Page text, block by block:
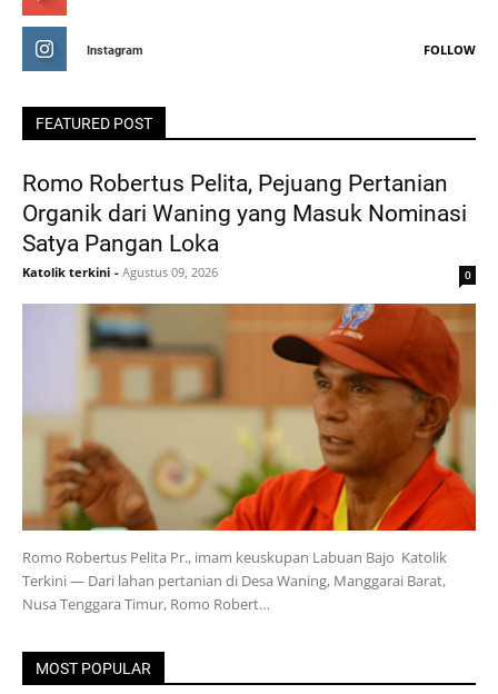
Instagram FOLLOW
FEATURED POST
Romo Robertus Pelita, Pejuang Pertanian
Organik dari Waning yang Masuk Nominasi
Satya Pangan Loka
Katolik terkini - Agustus 09, 2026 0
Romo Robertus Pelita Pr., imam keuskupan Labuan Bajo Katolik
Terkini — Dari lahan pertanian di Desa Waning, Manggarai Barat,
Nusa Tenggara Timur, Romo Robert…
MOST POPULAR